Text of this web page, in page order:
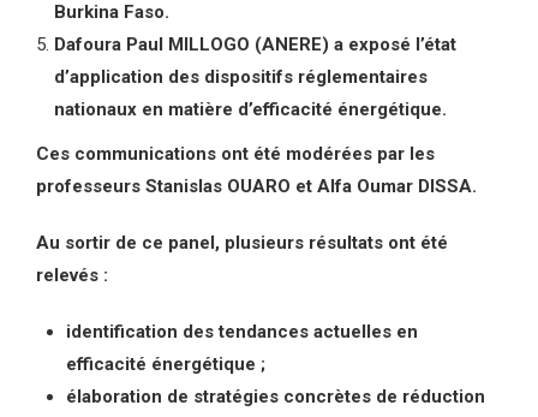
Burkina Faso.
Dafoura Paul MILLOGO (ANERE) a exposé l’état
d’application des dispositifs réglementaires
nationaux en matière d’efficacité énergétique.
Ces communications ont été modérées par les
professeurs Stanislas OUARO et Alfa Oumar DISSA.
Au sortir de ce panel, plusieurs résultats ont été
relevés :
identification des tendances actuelles en
efficacité énergétique ;
élaboration de stratégies concrètes de réduction